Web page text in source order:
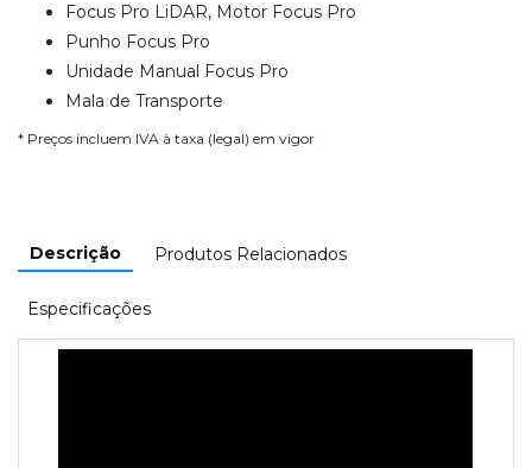
Focus Pro LiDAR, Motor Focus Pro
Punho Focus Pro
Unidade Manual Focus Pro
Mala de Transporte
* Preços incluem IVA à taxa (legal) em vigor
Descrição Produtos Relacionados
Especificações